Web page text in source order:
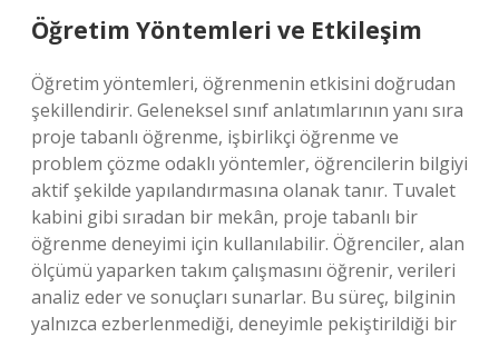
Öğretim Yöntemleri ve Etkileşim
Öğretim yöntemleri, öğrenmenin etkisini doğrudan
şekillendirir. Geleneksel sınıf anlatımlarının yanı sıra
proje tabanlı öğrenme, işbirlikçi öğrenme ve
problem çözme odaklı yöntemler, öğrencilerin bilgiyi
aktif şekilde yapılandırmasına olanak tanır. Tuvalet
kabini gibi sıradan bir mekân, proje tabanlı bir
öğrenme deneyimi için kullanılabilir. Öğrenciler, alan
ölçümü yaparken takım çalışmasını öğrenir, verileri
analiz eder ve sonuçları sunarlar. Bu süreç, bilginin
yalnızca ezberlenmediği, deneyimle pekiştirildiği bir